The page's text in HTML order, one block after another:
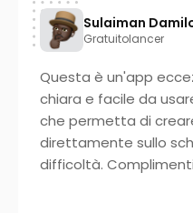
Sulaiman
Gratuitolancer
Questa è un'app
chiara e facile da
che permetta di
direttamente sullo
difficoltà.